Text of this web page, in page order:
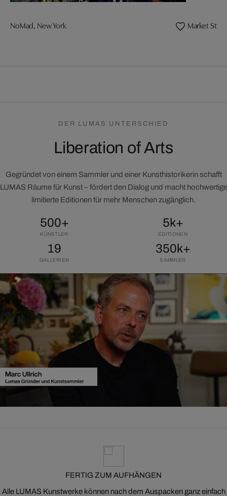
NoMad, New York Market
DER LUMAS UNTERSCHIED
Liberation of Arts
Gegründet von einem Sammler und einer Kunsthistorikerin schafft
LUMAS Räume für Kunst – fördert den Dialog und macht hochwertige
limitierte Editionen für mehr Menschen zugänglich.
500+
KÜNSTLER
5k+
EDITIONEN
19
GALLERIEN
350k+
SAMMLER
FERTIG ZUM AUFHÄNGEN
Alle LUMAS Kunstwerke können nach dem Auspacken ganz einfach